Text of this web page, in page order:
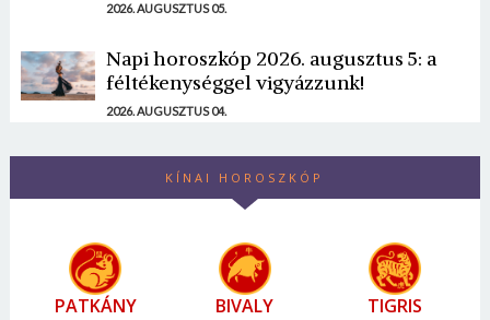
2026. AUGUSZTUS 05.
Napi horoszkóp 2026. augusztus 5: a
féltékenységgel vigyázzunk!
2026. AUGUSZTUS 04.
KÍNAI HOROSZKÓP
PATKÁNY BIVALY TIGRIS